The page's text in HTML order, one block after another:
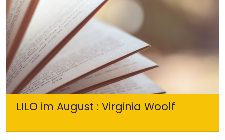
LILO im August : Virginia Woolf